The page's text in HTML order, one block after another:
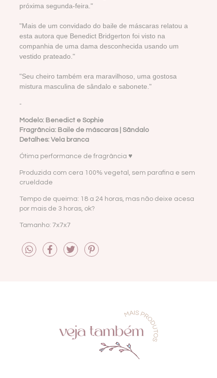
próxima segunda-feira."
"Mais de um convidado do baile de máscaras relatou a
esta autora que Benedict Bridgerton foi visto na
companhia de uma dama desconhecida usando um
vestido prateado."
"Seu cheiro também era maravilhoso, uma gostosa
mistura masculina de sândalo e sabonete."
-
Modelo: Benedict e Sophie
Fragrância: Baile de máscaras | Sândalo
Detalhes: Vela branca
Ótima performance de fragrância ♥
Produzida com cera 100% vegetal, sem parafina e sem
crueldade
Tempo de queima: 18 a 24 horas, mas não deixe acesa
por mais de 3 horas, ok?
Tamanho: 7x7x7